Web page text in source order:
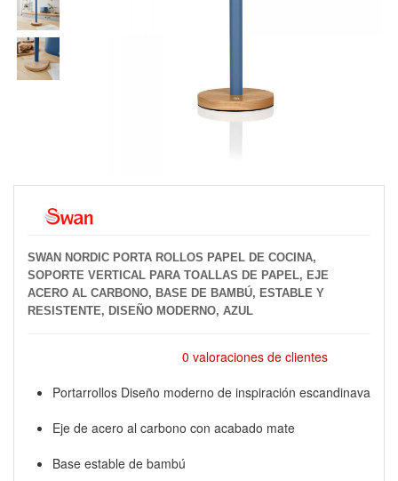
SWAN NORDIC PORTA ROLLOS PAPEL DE COCINA,
SOPORTE VERTICAL PARA TOALLAS DE PAPEL, EJE
ACERO AL CARBONO, BASE DE BAMBÚ, ESTABLE Y
RESISTENTE, DISEÑO MODERNO, AZUL
0 valoraciones de clientes
Portarrollos Diseño moderno de inspiración escandinava
Eje de acero al carbono con acabado mate
Base estable de bambú